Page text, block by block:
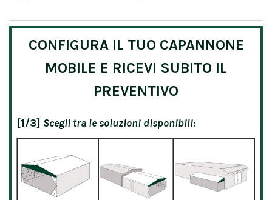
CONFIGURA IL TUO CAPANNONE
MOBILE E RICEVI SUBITO IL
PREVENTIVO
[1/3] Scegli tra le soluzioni disponibili: